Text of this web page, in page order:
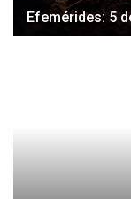
Efemérides: 5